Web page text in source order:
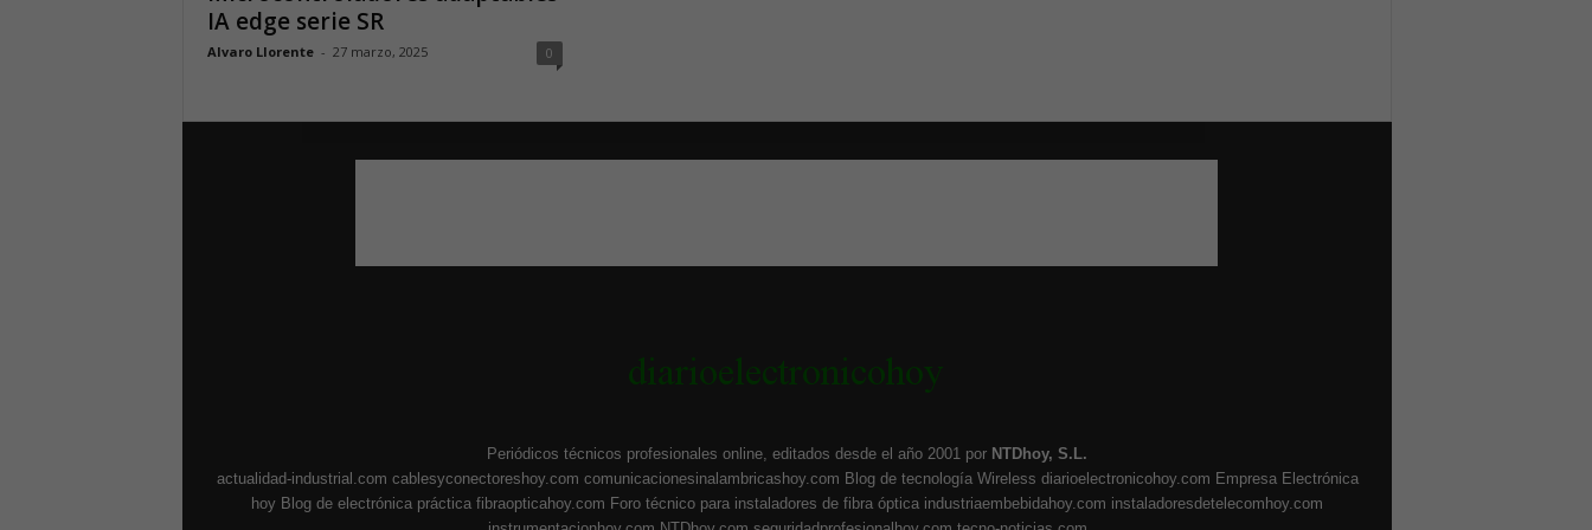
IA edge serie SR
Alvaro Llorente - 27 marzo, 2025 0
Periódicos técnicos profesionales online, editados desde el año 2001 por NTDhoy, S.L.
actualidad-industrial.com cablesyconectoreshoy.com comunicacionesinalambricashoy.com Blog de tecnología Wireless diarioelectronicohoy.com Empresa Electrónica
hoy Blog de electrónica práctica fibraopticahoy.com Foro técnico para instaladores de fibra óptica industriaembebidahoy.com instaladoresdetelecomhoy.com